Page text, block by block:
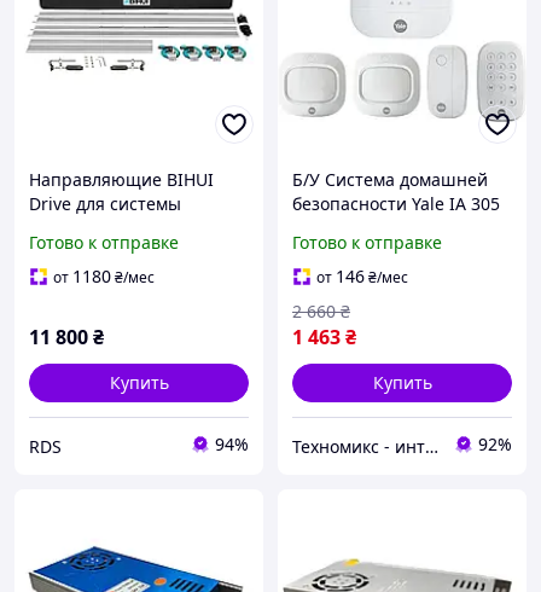
Направляющие BIHUI
Drive для системы
(1,4+1,4+0,8м) с
присосками, в кейсе
Готово к отправке
от 1180₴/мес
11 800₴
Купить
RDS 94%
Б/У Система домашней
безопасности Yale IA 305
5
Готово к отправке
от 146₴/мес
1 463₴
2 660 ₴
Купить
Техномикс - интернет - магазин качественной техники, электроники и других товаров для дома и работы 92%